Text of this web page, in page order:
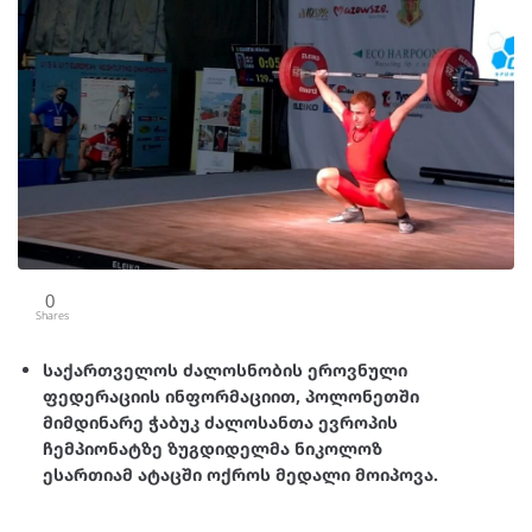
0
Shares
საქართველოს ძალოსნობის ეროვნული
ფედერაციის ინფორმაციით, პოლონეთში
მიმდინარე ჭაბუკ ძალოსანთა ევროპის
ჩემპიონატზე ზუგდიდელმა ნიკოლოზ
ესართიამ ატაცში ოქროს მედალი მოიპოვა.